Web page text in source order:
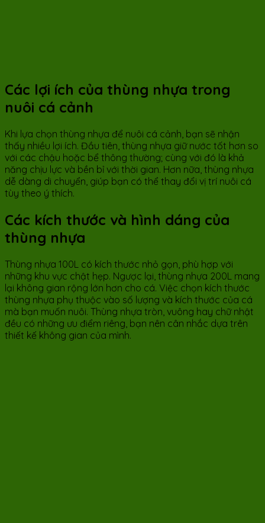
Các lợi ích của thùng nhựa trong
nuôi cá cảnh
Khi lựa chọn thùng nhựa để nuôi cá cảnh, bạn sẽ nhận
thấy nhiều lợi ích. Đầu tiên, thùng nhựa giữ nước tốt hơn so
với các chậu hoặc bể thông thường; cùng với đó là khả
năng chịu lực và bền bỉ với thời gian. Hơn nữa, thùng nhựa
dễ dàng di chuyển, giúp bạn có thể thay đổi vị trí nuôi cá
tùy theo ý thích.
Các kích thước và hình dáng của
thùng nhựa
Thùng nhựa 100L có kích thước nhỏ gọn, phù hợp với
những khu vực chật hẹp. Ngược lại, thùng nhựa 200L mang
lại không gian rộng lớn hơn cho cá. Việc chọn kích thước
thùng nhựa phụ thuộc vào số lượng và kích thước của cá
mà bạn muốn nuôi. Thùng nhựa tròn, vuông hay chữ nhật
đều có những ưu điểm riêng, bạn nên cân nhắc dựa trên
thiết kế không gian của mình.